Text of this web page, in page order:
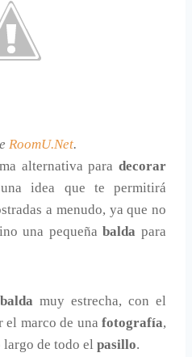
RoomU.Net.
alternativa para decorar
idea que te permitirá
a menudo, ya que no
una pequeñabalda para
balda muy estrecha, con el
el marco de una fotografía,
largo de todo el pasillo.